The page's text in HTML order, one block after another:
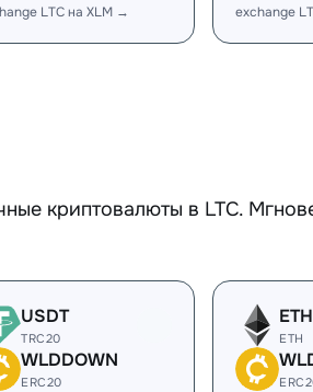
LTC на XLM → exchange
криптовалюты в LTC.
USDT
TRC20
WLDDOWN
ERC20
ETH
ETH